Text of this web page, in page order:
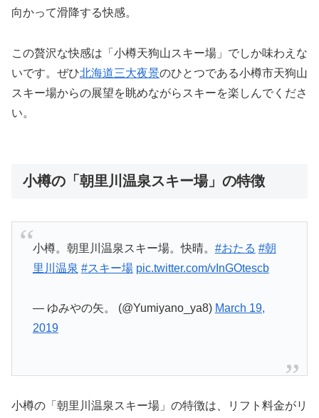
向かって滑降する快感。
この贅沢な快感は「小樽天狗山スキー場」でしか味わえな
いです。ぜひ北海道三大夜景のひとつである小樽市天狗山
スキー場からの展望を眺めながらスキーを楽しんでくださ
い。
小樽の「朝里川温泉スキー場」の特徴
小樽。朝里川温泉スキー場。快晴。 #おたる #朝
里川温泉 #スキー場 pic.twitter.com/vInGOtescb
— ゆみやの矢。 (@Yumiyano_ya8) March 19,
2019
小樽の「朝里川温泉スキー場」の特徴は、リフト料金がリ